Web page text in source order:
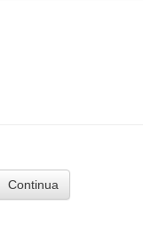
Continua